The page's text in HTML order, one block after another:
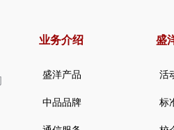
业务介绍
盛洋产品
中品品牌
活
标
盛